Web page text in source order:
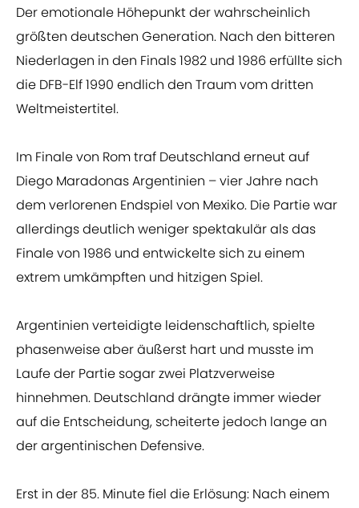
Der emotionale Höhepunkt der wahrscheinlich
größten deutschen Generation. Nach den bitteren
Niederlagen in den Finals 1982 und 1986 erfüllte sich
die DFB-Elf 1990 endlich den Traum vom dritten
Weltmeistertitel.
Im Finale von Rom traf Deutschland erneut auf
Diego Maradonas Argentinien – vier Jahre nach
dem verlorenen Endspiel von Mexiko. Die Partie war
allerdings deutlich weniger spektakulär als das
Finale von 1986 und entwickelte sich zu einem
extrem umkämpften und hitzigen Spiel.
Argentinien verteidigte leidenschaftlich, spielte
phasenweise aber äußerst hart und musste im
Laufe der Partie sogar zwei Platzverweise
hinnehmen. Deutschland drängte immer wieder
auf die Entscheidung, scheiterte jedoch lange an
der argentinischen Defensive.
Erst in der 85. Minute fiel die Erlösung: Nach einem